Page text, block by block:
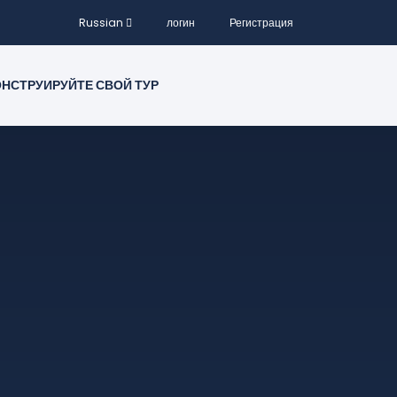
Russian логин Регистрация
СВОЙ ТУР